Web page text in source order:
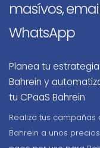
masívos,
WhatsApp
Planea tu
Bahrein y
tu CPaaS Bahrein
Realiza tus
Bahrein a unos